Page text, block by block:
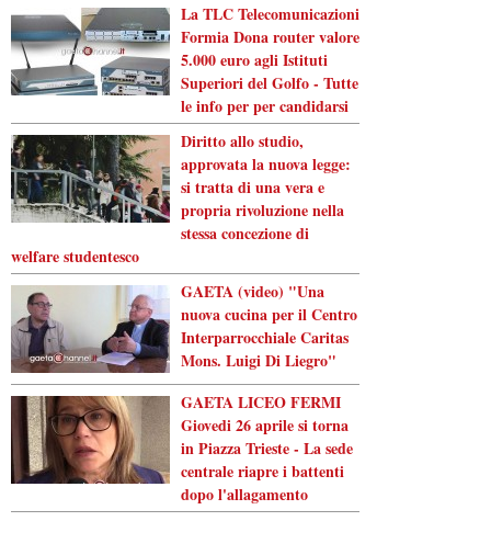
La TLC Telecomunicazioni
Formia Dona router valore
5.000 euro agli Istituti
Superiori del Golfo - Tutte
le info per per candidarsi
Diritto allo studio,
approvata la nuova legge:
si tratta di una vera e
propria rivoluzione nella
stessa concezione di
welfare studentesco
GAETA (video) "Una
nuova cucina per il Centro
Interparrocchiale Caritas
Mons. Luigi Di Liegro"
GAETA LICEO FERMI
Giovedi 26 aprile si torna
in Piazza Trieste - La sede
centrale riapre i battenti
dopo l'allagamento